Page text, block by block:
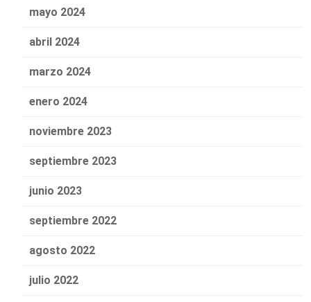
mayo 2024
abril 2024
marzo 2024
enero 2024
noviembre 2023
septiembre 2023
junio 2023
septiembre 2022
agosto 2022
julio 2022